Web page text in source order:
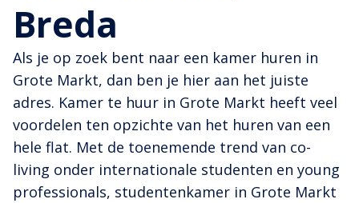
Breda
Als je op zoek bent naar een kamer huren in
Grote Markt, dan ben je hier aan het juiste
adres. Kamer te huur in Grote Markt heeft veel
voordelen ten opzichte van het huren van een
hele flat. Met de toenemende trend van co-
living onder internationale studenten en young
professionals, studentenkamer in Grote Markt